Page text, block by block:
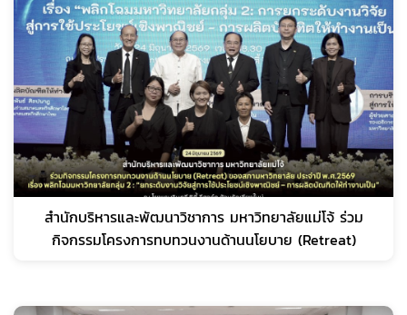
สำนักบริหารและพัฒนาวิชาการ มหาวิทยาลัยแม่โจ้ ร่วม
กิจกรรมโครงการทบทวนงานด้านนโยบาย (Retreat)